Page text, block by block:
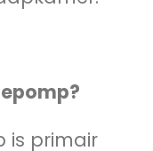
is primair